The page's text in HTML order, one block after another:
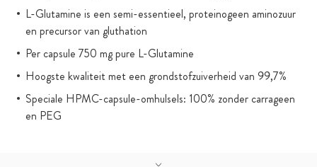
L-Glutamine is een semi-essentieel, proteinogeen aminozuur
en precursor van gluthation
Per capsule 750 mg pure L-Glutamine
Hoogste kwaliteit met een grondstofzuiverheid van 99,7%
Speciale HPMC-capsule-omhulsels: 100% zonder carrageen
en PEG